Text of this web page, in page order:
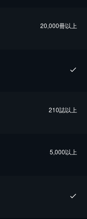
20,000冊以上
210誌以上
5,000以上